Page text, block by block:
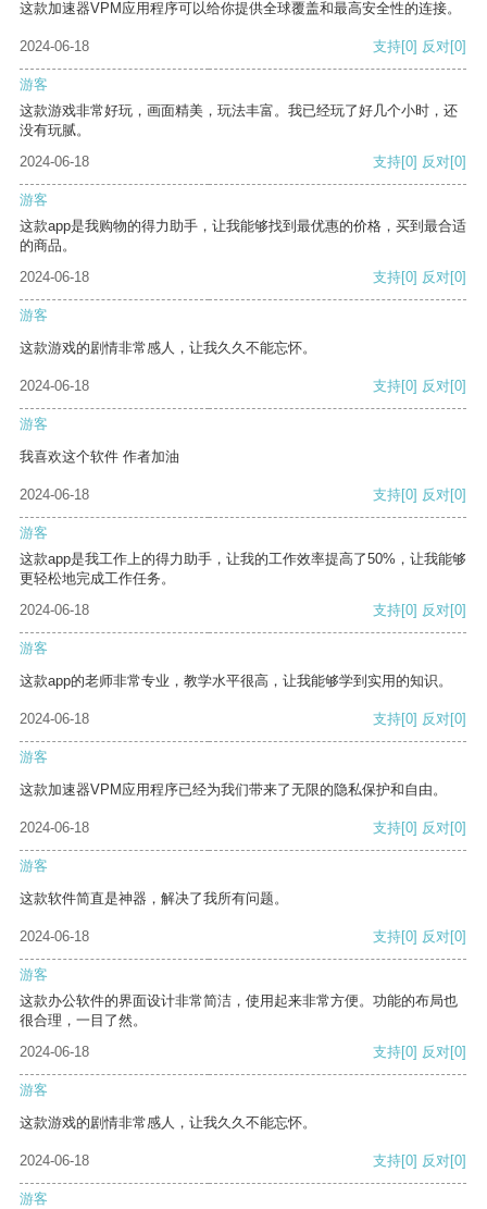
这款加速器VPM应用程序可以给你提供全球覆盖和最高安全性的连接。
2024-06-18 支持[0] 反对[0]
游客
这款游戏非常好玩，画面精美，玩法丰富。我已经玩了好几个小时，还
没有玩腻。
2024-06-18
支持[0] 反对[0]
游客
这款app是我购物的得力助手，让我能够找到最优惠的价格，买到最合适
的商品。
2024-06-18
支持[0] 反对[0]
游客
这款游戏的剧情非常感人，让我久久不能忘怀。
2024-06-18 支持[0] 反对[0]
游客
我喜欢这个软件 作者加油
2024-06-18 支持[0] 反对[0]
游客
这款app是我工作上的得力助手，让我的工作效率提高了50%，让我能够
更轻松地完成工作任务。
2024-06-18
支持[0] 反对[0]
游客
这款app的老师非常专业，教学水平很高，让我能够学到实用的知识。
2024-06-18 支持[0] 反对[0]
游客
这款加速器VPM应用程序已经为我们带来了无限的隐私保护和自由。
2024-06-18 支持[0] 反对[0]
游客
这款软件简直是神器，解决了我所有问题。
2024-06-18 支持[0] 反对[0]
游客
这款办公软件的界面设计非常简洁，使用起来非常方便。功能的布局也
很合理，一目了然。
2024-06-18
支持[0] 反对[0]
游客
这款游戏的剧情非常感人，让我久久不能忘怀。
2024-06-18 支持[0] 反对[0]
游客